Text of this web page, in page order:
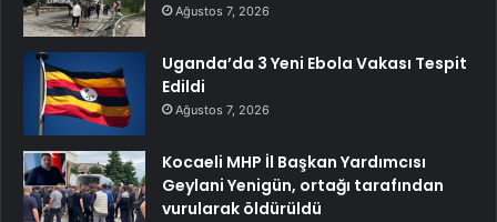
Ağustos 7, 2026
Uganda’da 3 Yeni Ebola Vakası Tespit
Edildi
Ağustos 7, 2026
Kocaeli MHP İl Başkan Yardımcısı
Geylani Yenigün, ortağı tarafından
vurularak öldürüldü